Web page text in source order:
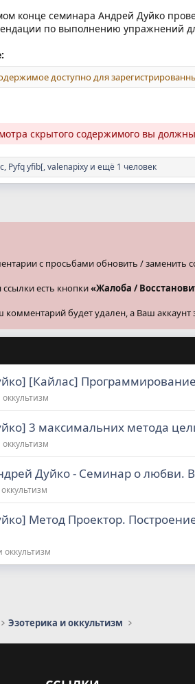
конце семинара Андрей Дуйко
по выполнению упражнений
доступно для
скрытого содержимого вы должны
, Pyfq yfib[,valenapixy и ещё 1 человек
с просьбами обновить / заменить
есть кнопки«Жалоба /
будет удален, а Ваш аккаунт
[Кайлас]
3 максимальних метода
Дуйко - Семинар о любви.
Метод Проектор.
оккультизм
почта
Эзотерика и оккультизм